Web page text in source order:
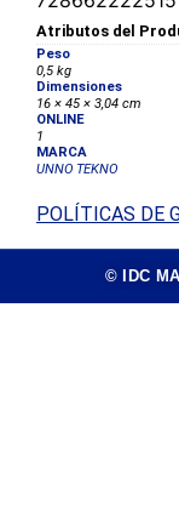
Atributos del
Peso
0,5 kg
Dimensiones
16 × 45 × 3,04 cm
ONLINE
1
MARCA
UNNO TEKNO
POLÍTICAS DE
© IDC